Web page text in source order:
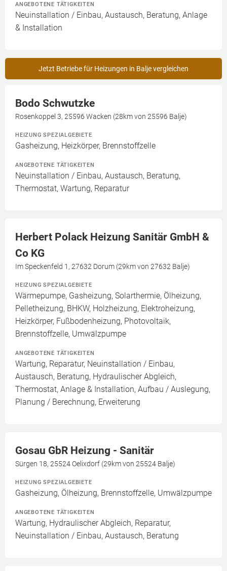
ANGEBOTENE TÄTIGKEITEN
Neuinstallation / Einbau, Austausch, Beratung, Anlage
& Installation
Jetzt Betriebe für Heizungen in Balje vergleichen
Bodo Schwutzke
Rosenkoppel 3, 25596 Wacken (28km von 25596 Balje)
HEIZUNG SPEZIALGEBIETE
Gasheizung, Heizkörper, Brennstoffzelle
ANGEBOTENE TÄTIGKEITEN
Neuinstallation / Einbau, Austausch, Beratung,
Thermostat, Wartung, Reparatur
Herbert Polack Heizung Sanitär GmbH &
Co KG
Im Speckenfeld 1, 27632 Dorum (29km von 27632 Balje)
HEIZUNG SPEZIALGEBIETE
Wärmepumpe, Gasheizung, Solarthermie, Ölheizung,
Pelletheizung, BHKW, Holzheizung, Elektroheizung,
Heizkörper, Fußbodenheizung, Photovoltaik,
Brennstoffzelle, Umwälzpumpe
ANGEBOTENE TÄTIGKEITEN
Wartung, Reparatur, Neuinstallation / Einbau,
Austausch, Beratung, Hydraulischer Abgleich,
Thermostat, Anlage & Installation, Aufbau / Auslegung,
Planung / Berechnung, Erweiterung
Gosau GbR Heizung - Sanitär
Sürgen 18, 25524 Oelixdorf (29km von 25524 Balje)
HEIZUNG SPEZIALGEBIETE
Gasheizung, Ölheizung, Brennstoffzelle, Umwälzpumpe
ANGEBOTENE TÄTIGKEITEN
Wartung, Hydraulischer Abgleich, Reparatur,
Neuinstallation / Einbau, Austausch, Beratung